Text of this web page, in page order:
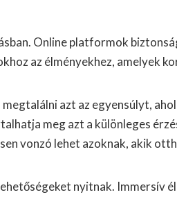
Online platformok
az élményekhez, amelyek
azt az egyensúlyt,
meg azt a különleges
vonzó lehet azoknak, akik
nyitnak. Immersív